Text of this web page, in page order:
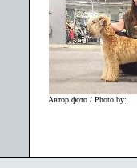
Автор фото / Photo by: